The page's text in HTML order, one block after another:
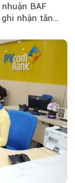
BAF
nhận tăng